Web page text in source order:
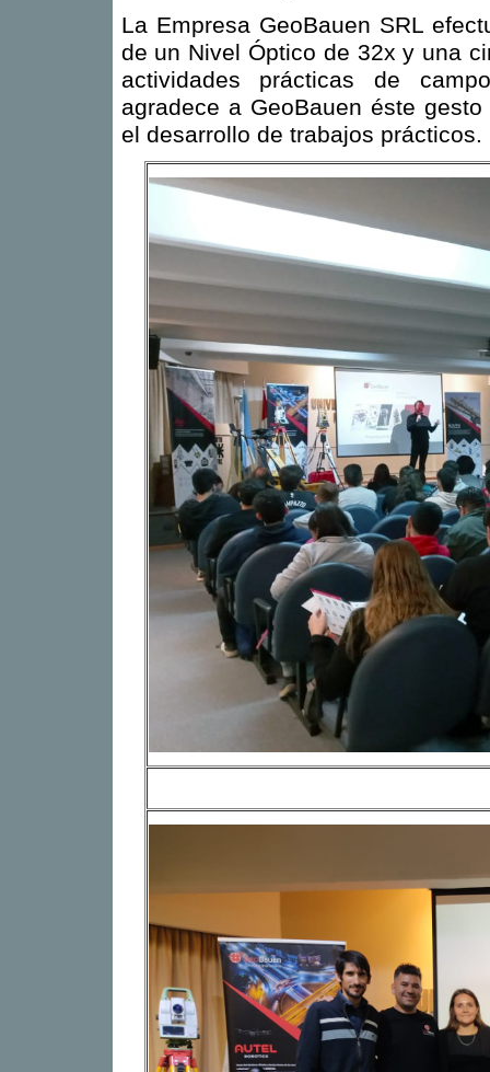
La Empresa GeoBauen SRL
de un Nivel Óptico de 32x y una
actividades prácticas de
agradece a GeoBauen éste
el desarrollo de trabajos prácticos.